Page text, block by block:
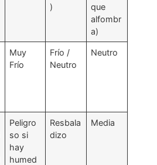
)
que
alfombr
a)
Muy
Frío
Frío /
Neutro
Neutro
Peligro
so si
hay
humed
Resbala
dizo
Media